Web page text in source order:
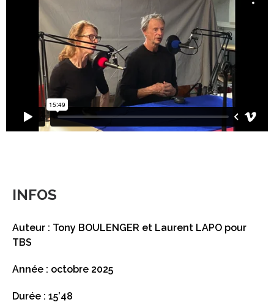
INFOS
Auteur : Tony BOULENGER et Laurent LAPO pour
TBS
Année : octobre 2025
Durée : 15’48